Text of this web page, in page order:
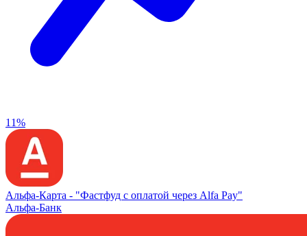
11%
Альфа‑Карта - "Фастфуд с оплатой через Alfa Pay"
Альфа-Банк